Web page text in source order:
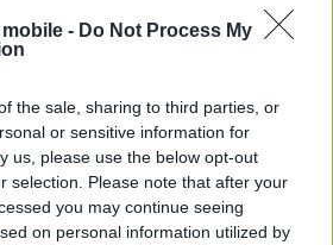
- Do Not Process My
the sale, sharing to third parties, or
or sensitive information for
us, please use the below opt-out
selection. Please note that after your
you may continue seeing
on personal information utilized by
17.00
in fler nyheter